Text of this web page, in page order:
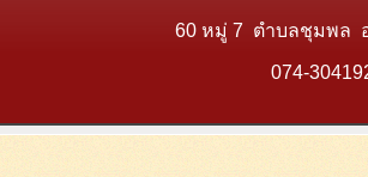
60 หมู่ 7 ตำบลชุมพล อ
074-